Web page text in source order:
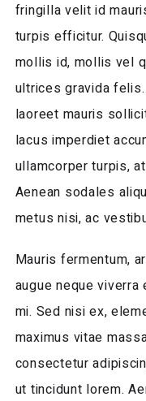
fringilla velit id
turpis efficitur.
mollis id, mollis vel
ultrices gravida
laoreet mauris
lacus imperdiet
ullamcorper turpis,
Aenean sodales
metus nisi, ac
Mauris fermentum,
augue neque
mi. Sed nisi ex,
maximus vitae
consectetur
ut tincidunt lorem.